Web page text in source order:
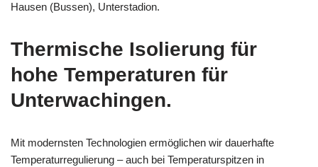
Hausen (Bussen), Unterstadion.
Thermische Isolierung für
hohe Temperaturen für
Unterwachingen.
Mit modernsten Technologien ermöglichen wir dauerhafte
Temperaturregulierung – auch bei Temperaturspitzen in